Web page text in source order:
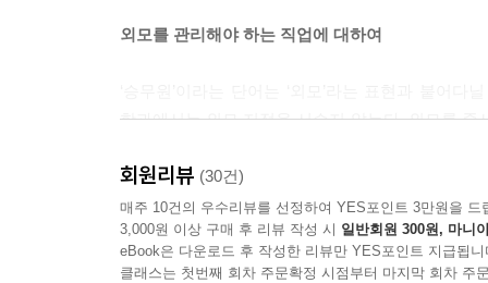
되어 있는지. 모르니까 저럴 수 있다. 모르니까. 알
외모를 관리해야 하는 직업에 대하여
학과에서는 외모 지적을 서슴지 않는다. 외모를
발라야 하고, 머리도 정해진 방법으로 스타일링해
저자는 승무원으로 일하는 자신뿐 아니라 승무
한다고 강조하며, 외모 관리보다 더 중요한 일이
회원리뷰 (30건)
매주 10건의 우수리뷰를 선정하여 YES포인트 3만원을 드
3,000원 이상 구매 후 리뷰 작성 시 일반회원 300원, 마니
eBook은 다운로드 후 작성한 리뷰만 YES포인트 지급됩니
클래스는 첫번째 회차 주문확정 시점부터 마지막 회차 주